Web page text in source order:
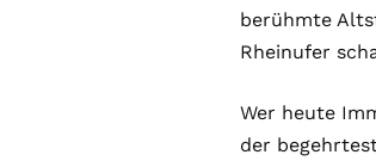
berühmte
Rheinufer
Wer heute
der